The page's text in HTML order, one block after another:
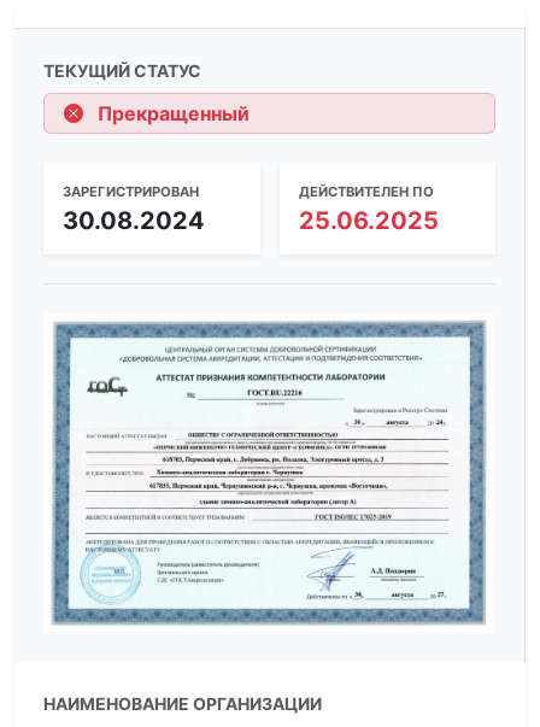
ТЕКУЩИЙ СТАТУС
Прекращенный
ЗАРЕГИСТРИРОВАН
30.08.2024
ДЕЙСТВИТЕЛЕН ПО
25.06.2025
НАИМЕНОВАНИЕ ОРГАНИЗАЦИИ